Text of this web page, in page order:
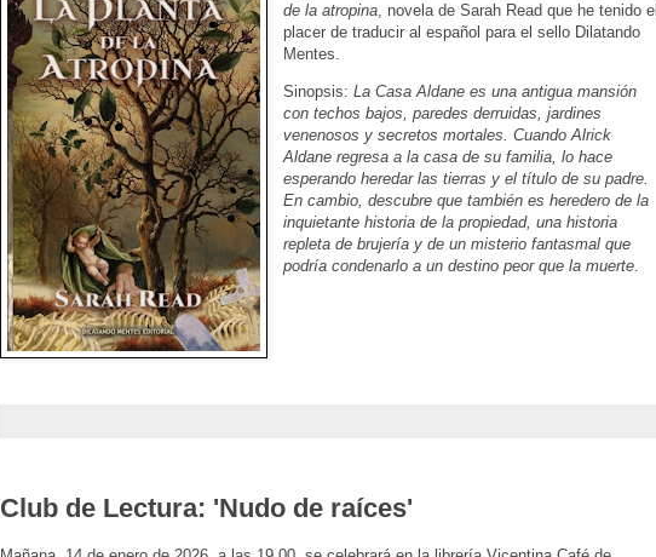
de la atropina, novela de Sarah Read que he tenido el
placer de traducir al español para el sello Dilatando
Mentes.
Sinopsis:La Casa Aldane es una antigua mansión
con techos bajos, paredes derruidas, jardines
venenosos y secretos mortales. Cuando Alrick
Aldane regresa a la casa de su familia, lo hace
esperando heredar las tierras y el título de su padre.
En cambio, descubre que también es heredero de la
inquietante historia de la propiedad, una historia
repleta de brujería y de un misterio fantasmal que
podría condenarlo a un destino peor que la muerte.
Club de Lectura: 'Nudo de raíces'